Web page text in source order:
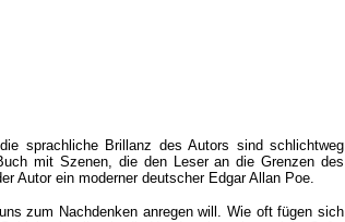
sprachliche Brillanz des Autors sind schlichtweg
mit Szenen, die den Leser an die Grenzen des
Autor ein moderner deutscher Edgar Allan Poe.
zum Nachdenken anregen will. Wie oft fügen sich